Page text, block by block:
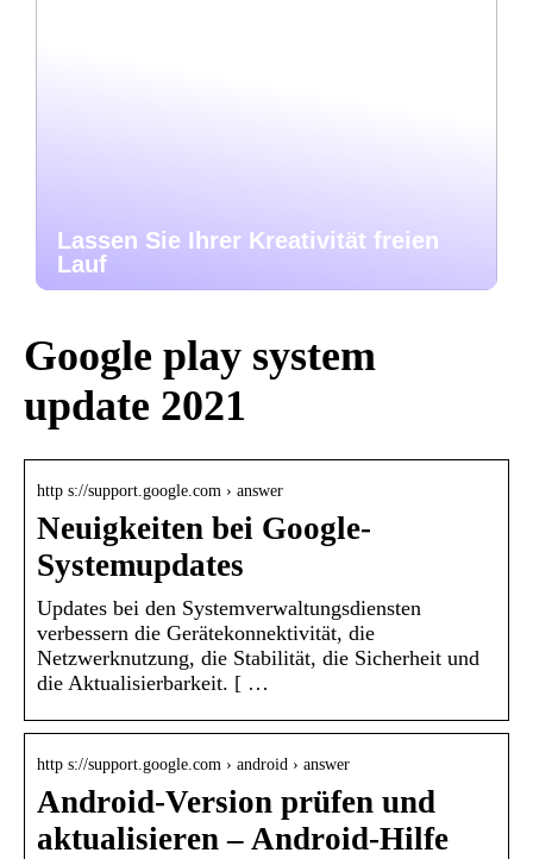
Lassen Sie Ihrer Kreativität freien
Lauf
Google play system
update 2021
http s://support.google.com › answer
Neuigkeiten bei Google-
Systemupdates
Updates bei den Systemverwaltungsdiensten
verbessern die Gerätekonnektivität, die
Netzwerknutzung, die Stabilität, die Sicherheit und
die Aktualisierbarkeit. [ …
http s://support.google.com › android › answer
Android-Version prüfen und
aktualisieren – Android-Hilfe